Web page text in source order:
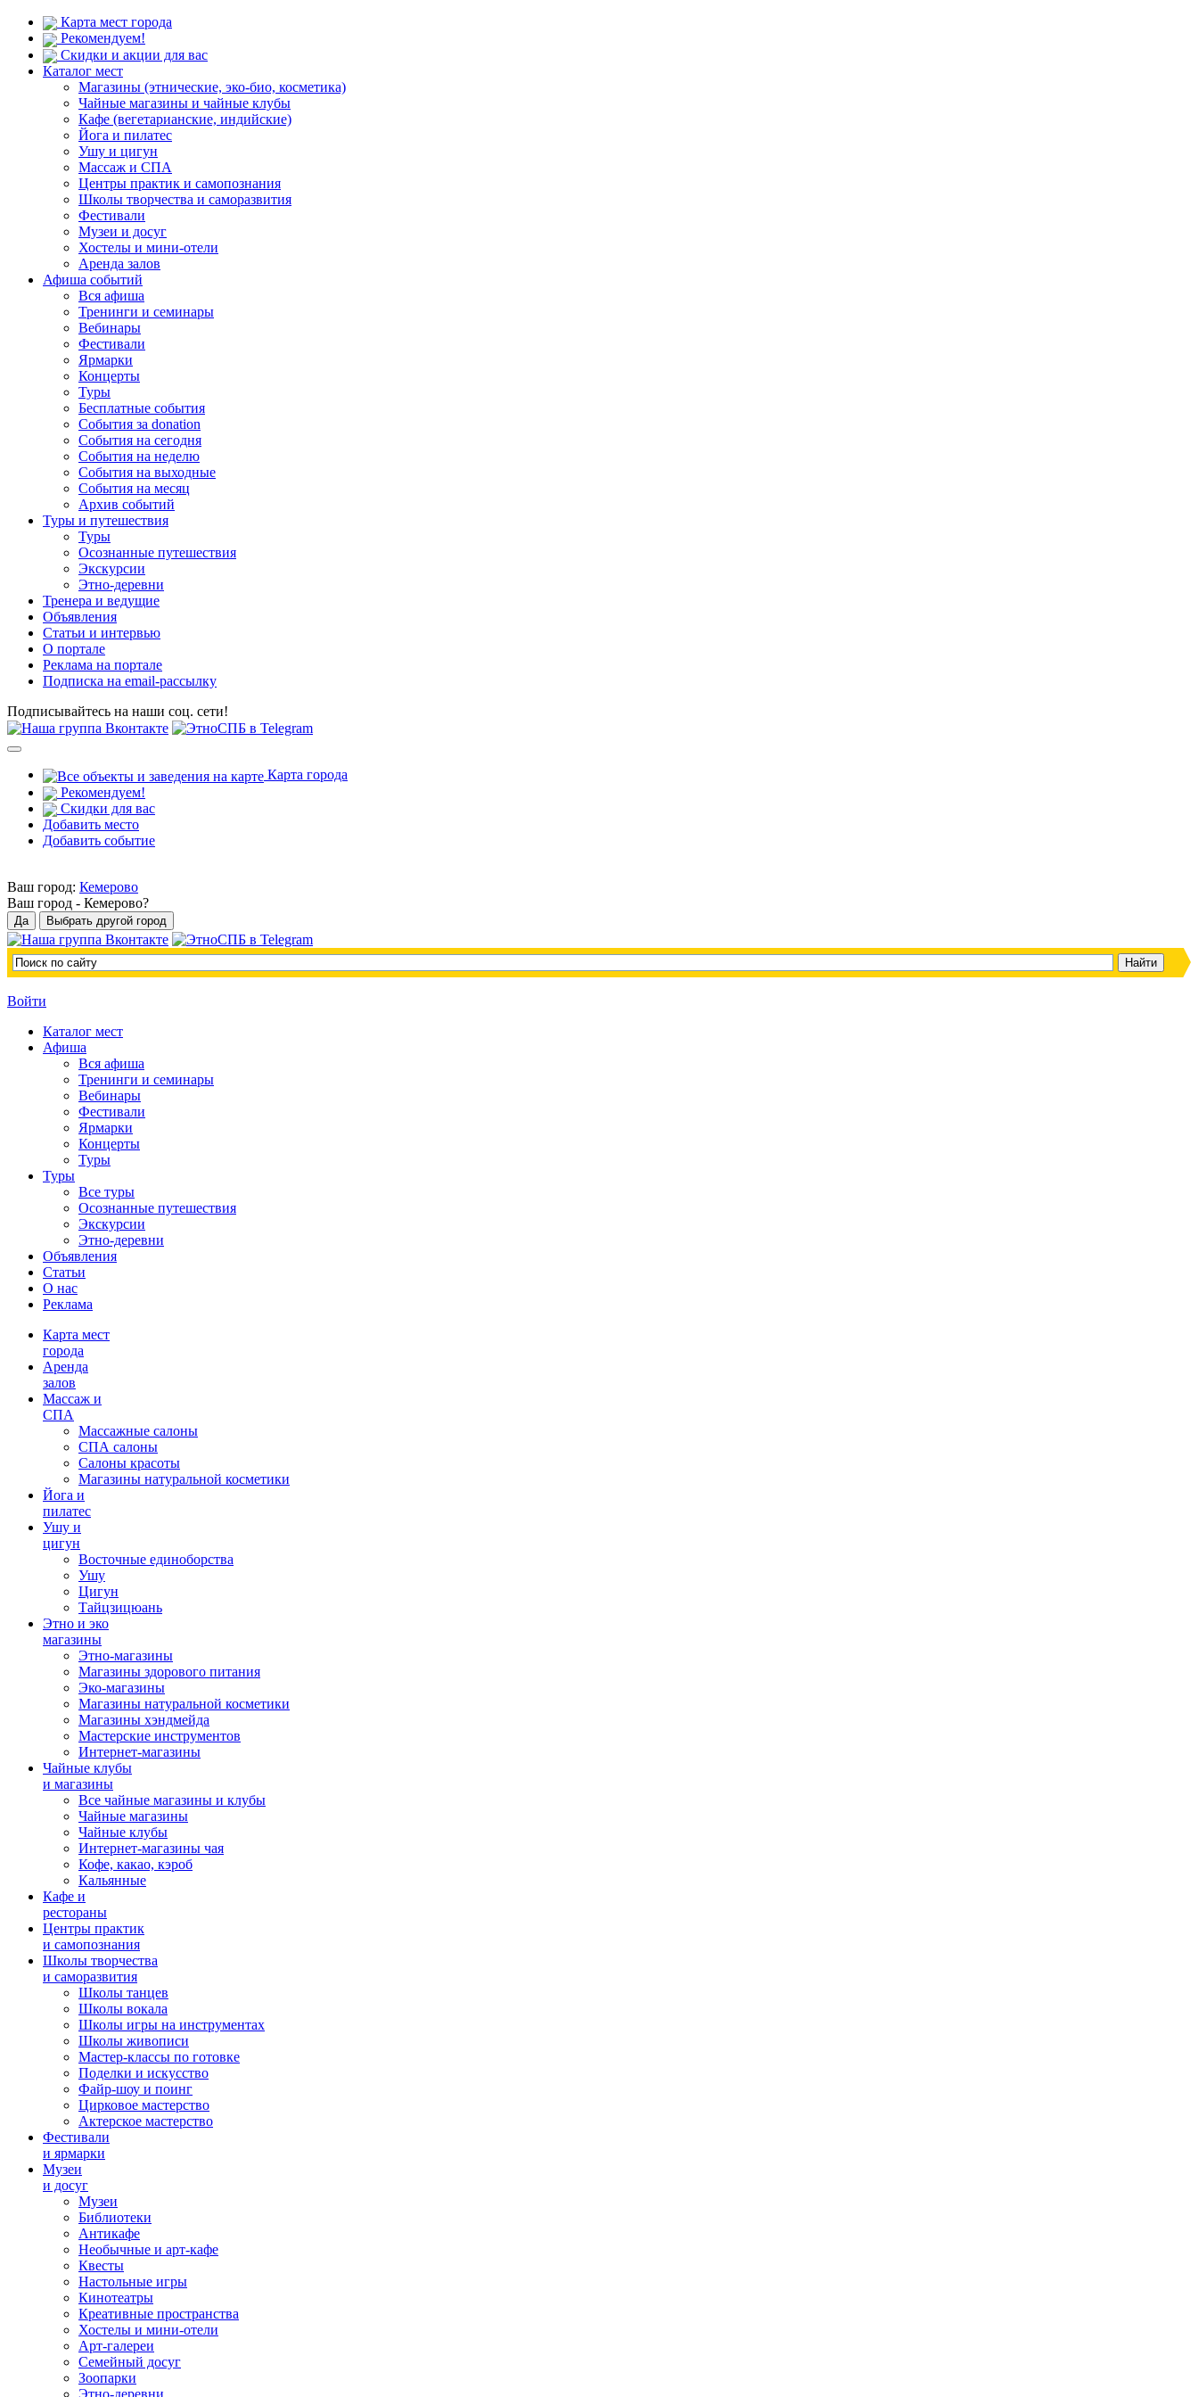
Карта мест города
Рекомендуем!
Скидки и акции для вас
Каталог мест
Магазины (этнические, эко-био, косметика)
Чайные магазины и чайные клубы
Кафе (вегетарианские, индийские)
Йога и пилатес
Ушу и цигун
Массаж и СПА
Центры практик и самопознания
Школы творчества и саморазвития
Фестивали
Музеи и досуг
Хостелы и мини-отели
Аренда залов
Афиша событий
Вся афиша
Тренинги и семинары
Вебинары
Фестивали
Ярмарки
Концерты
Туры
Бесплатные события
События за donation
События на сегодня
События на неделю
События на выходные
События на месяц
Архив событий
Туры и путешествия
Туры
Осознанные путешествия
Экскурсии
Этно-деревни
Тренера и ведущие
Объявления
Статьи и интервью
О портале
Реклама на портале
Подписка на email-рассылку
Подписывайтесь на наши соц. сети!
Карта города
Рекомендуем!
Скидки для вас
Добавить место
Добавить событие
Ваш город: Кемерово
Ваш город - Кемерово?
Войти
Каталог мест
Афиша
Вся афиша
Тренинги и семинары
Вебинары
Фестивали
Ярмарки
Концерты
Туры
Туры
Все туры
Осознанные путешествия
Экскурсии
Этно-деревни
Объявления
Статьи
О нас
Реклама
Карта мест
города
Аренда
залов
Массаж и
СПА
Массажные салоны
СПА салоны
Салоны красоты
Магазины натуральной косметики
Йога и
пилатес
Ушу и
цигун
Восточные единоборства
Ушу
Цигун
Тайцзицюань
Этно и эко
магазины
Этно-магазины
Магазины здорового питания
Эко-магазины
Магазины натуральной косметики
Магазины хэндмейда
Мастерские инструментов
Интернет-магазины
Чайные клубы
и магазины
Все чайные магазины и клубы
Чайные магазины
Чайные клубы
Интернет-магазины чая
Кофе, какао, кэроб
Кальянные
Кафе и
рестораны
Центры практик
и самопознания
Школы творчества
и саморазвития
Школы танцев
Школы вокала
Школы игры на инструментах
Школы живописи
Мастер-классы по готовке
Поделки и искусство
Файр-шоу и поинг
Цирковое мастерство
Актерское мастерство
Фестивали
и ярмарки
Музеи
и досуг
Музеи
Библиотеки
Антикафе
Необычные и арт-кафе
Квесты
Настольные игры
Кинотеатры
Креативные пространства
Хостелы и мини-отели
Арт-галереи
Семейный досуг
Зоопарки
Этно-деревни